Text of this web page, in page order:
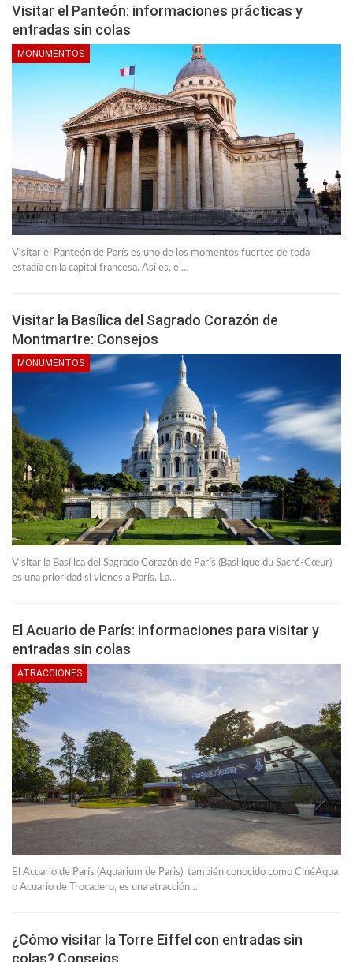
Visitar el Panteón: informaciones prácticas y
entradas sin colas
MONUMENTOS
Visitar el Panteón de París es uno de los momentos fuertes de toda
estadía en la capital francesa. Así es, el…
Visitar la Basílica del Sagrado Corazón de
Montmartre: Consejos
MONUMENTOS
Visitar la Basílica del Sagrado Corazón de París (Basilique du Sacré-Cœur)
es una prioridad si vienes a París. La…
El Acuario de París: informaciones para visitar y
entradas sin colas
ATRACCIONES
El Acuario de París (Aquarium de Paris), también conocido como CinéAqua
o Acuario de Trocadero, es una atracción…
¿Cómo visitar la Torre Eiffel con entradas sin
colas? Consejos